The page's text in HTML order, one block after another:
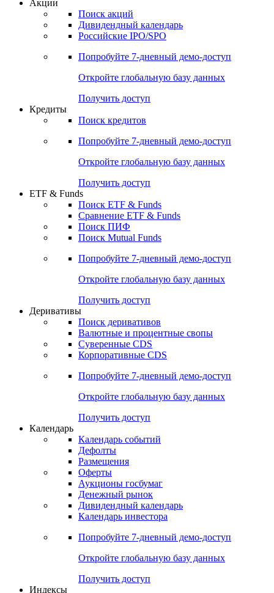
Откройте глобальную базу данных
Получить доступ
Поиск акций
Российские IPO/SPO
Попробуйте7-дневный
Откройте глобальную базу данных
Получить доступ
Поиск кредитов
Попробуйте7-дневный
Откройте глобальную базу данных
Получить доступ
ETF & Funds
Сравнение ETF & Funds
Поиск Mutual Funds
Попробуйте7-дневный
Откройте глобальную базу данных
Получить доступ
Деривативы
Валютные и процентные свопы
Корпоративные CDS
Попробуйте7-дневный
Откройте глобальную базу данных
Получить доступ
Календарь
Календарь событий
Дефолты
Размещения
Оферты
Денежный рынок
Календарь инвестора
Попробуйте7-дневный